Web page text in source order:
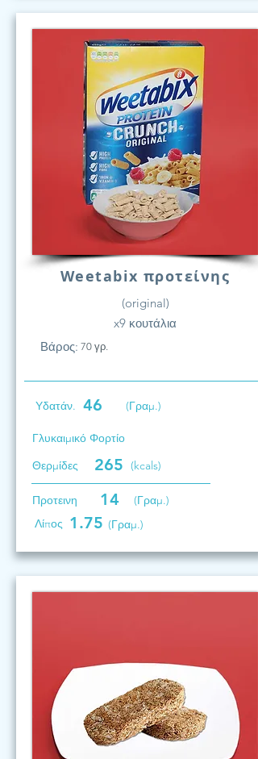
Weetabix προτείνης
(original)
x9 κουτάλια
Βάρος: 70 γρ.
Υδατάν. 46 (Γραμ.)
Γλυκαιμικό Φορτίο
Θερμίδες
265 (kcals)
Προτεινη 14
(Γραμ.)
Λίπος 1.75 (Γραμ.)